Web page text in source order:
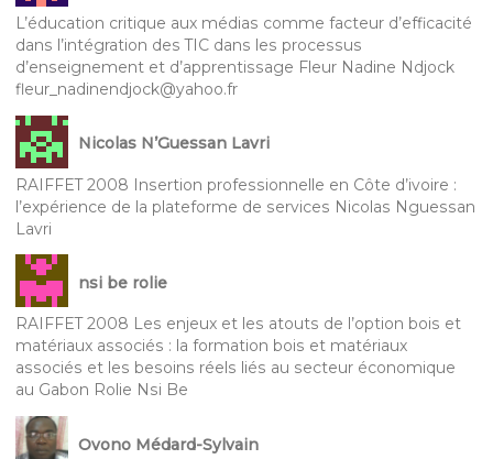
L’éducation critique aux médias comme facteur d’efficacité
dans l’intégration des TIC dans les processus
d’enseignement et d’apprentissage Fleur Nadine Ndjock
fleur_nadinendjock@yahoo.fr
Nicolas N’Guessan Lavri
RAIFFET 2008 Insertion professionnelle en Côte d’ivoire :
l’expérience de la plateforme de services Nicolas Nguessan
Lavri
nsi be rolie
RAIFFET 2008 Les enjeux et les atouts de l’option bois et
matériaux associés : la formation bois et matériaux
associés et les besoins réels liés au secteur économique
au Gabon Rolie Nsi Be
Ovono Médard-Sylvain